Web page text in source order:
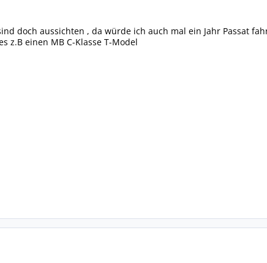
doch aussichten , da würde ich auch mal ein Jahr Passat
z.B einen MB C-Klasse T-Model